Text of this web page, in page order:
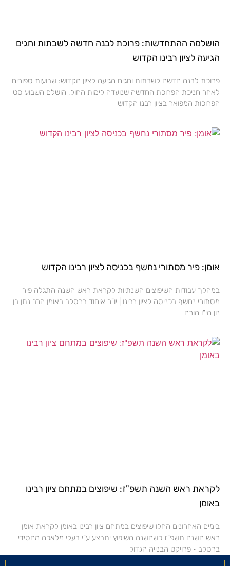
הושלמה ההתחדשות: פרוכת לבנה חדשה לשבתות וחגים
הגיעה לציון רבינו הקדוש
פרוכת לבנה חדשה לשבתות וחגים הגיעה לציון הקדוש: שבועות ספורים
לאחר חניכת הפרוכת החדשה שנועדה לימות החול, הושלם השבוע סט
הפרוכות המפואר בציון רבנו הקדוש
אומן: פיר מסתורי נחשף בכניסה לציון רבינו הקדוש
במהלך עבודות השיפוצים השנתיות לקראת ראש השנה התגלה פיר
מסתורי נחשף בכניסה לציון רבינו | יו"ר איחוד ברסלב באומן הרב נתן בן
נון הי"ו הורה
לקראת ראש השנה תשפ"ז: שיפוצים במתחם ציון רבינו
באומן
בימים האחרונים החלו שיפוצים במתחם ציון רבינו באומן לקראת אומן
ראש השנה תשפ"ז כשהשנה השיפוץ יתבצע ע"י בעלי מלאכה מחסידי
ברסלב • פרויקט הבנייה הגדול